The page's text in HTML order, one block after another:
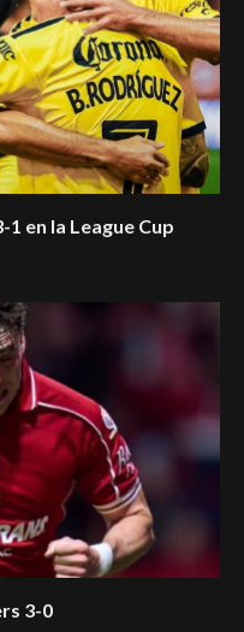
en la League Cup
3-0